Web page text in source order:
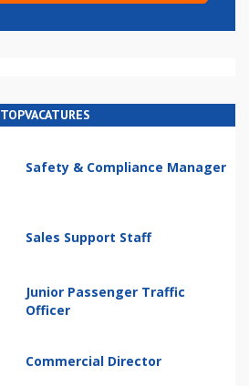
TOPVACATURES
Safety & Compliance Manager
Sales Support Staff
Junior Passenger Traffic
Officer
Commercial Director